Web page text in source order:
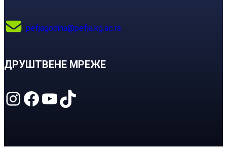
pefjagodina@pefja.kg.ac.rs
ДРУШТВЕНЕ МРЕЖЕ
Instagram Facebook YouTube TikTok